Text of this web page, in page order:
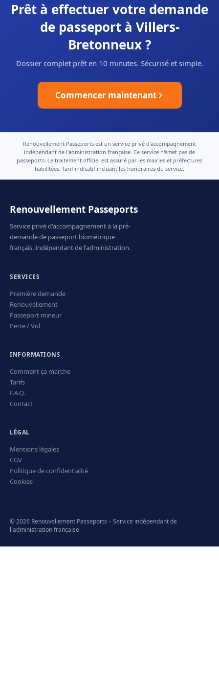
Prêt à effectuer votre demande
de passeport à Villers-
Bretonneux ?
Dossier complet prêt en 10 minutes. Sécurisé et simple.
Commencer maintenant
Renouvellement Passeports est un service privé d'accompagnement
indépendant de l'administration française. Ce service n'émet pas de
passeports. Le traitement officiel est assuré par les mairies et préfectures
habilitées. Tarif indicatif incluant les honoraires du service.
Renouvellement Passeports
Service privé d'accompagnement à la pré-
demande de passeport biométrique
français. Indépendant de l'administration.
SERVICES
Première demande
Renouvellement
Passeport mineur
Perte / Vol
INFORMATIONS
Comment ça marche
Tarifs
F.A.Q.
Contact
LÉGAL
Mentions légales
CGV
Politique de confidentialité
Cookies
© 2026 Renouvellement Passeports – Service indépendant de
l'administration française